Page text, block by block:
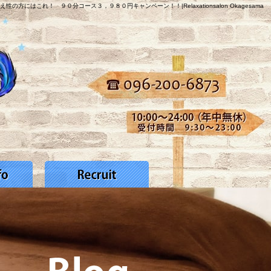
性の方にはこれ！ ９０分コース３，９８０円キャンペーン！！|Relaxationsalon Okagesama